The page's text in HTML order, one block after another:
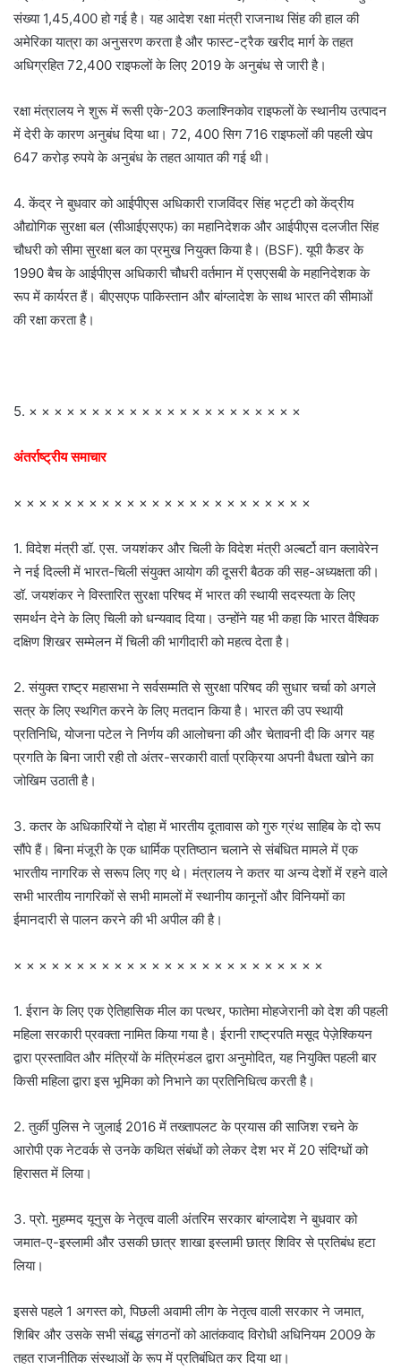
संख्या 1,45,400 हो गई है। यह आदेश रक्षा मंत्री राजनाथ सिंह की हाल की
अमेरिका यात्रा का अनुसरण करता है और फास्ट-ट्रैक खरीद मार्ग के तहत
अधिग्रहित 72,400 राइफलों के लिए 2019 के अनुबंध से जारी है।
रक्षा मंत्रालय ने शुरू में रूसी एके-203 कलाश्निकोव राइफलों के स्थानीय उत्पादन
में देरी के कारण अनुबंध दिया था। 72, 400 सिग 716 राइफलों की पहली खेप
647 करोड़ रुपये के अनुबंध के तहत आयात की गई थी।
4. केंद्र ने बुधवार को आईपीएस अधिकारी राजविंदर सिंह भट्टी को केंद्रीय
औद्योगिक सुरक्षा बल (सीआईएसएफ) का महानिदेशक और आईपीएस दलजीत सिंह
चौधरी को सीमा सुरक्षा बल का प्रमुख नियुक्त किया है। (BSF). यूपी कैडर के
1990 बैच के आईपीएस अधिकारी चौधरी वर्तमान में एसएसबी के महानिदेशक के
रूप में कार्यरत हैं। बीएसएफ पाकिस्तान और बांग्लादेश के साथ भारत की सीमाओं
की रक्षा करता है।
5. × × × × × × × × × × × × × × × × × × × × × ×
अंतर्राष्ट्रीय समाचार
× × × × × × × × × × × × × × × × × × × × × × × ×
1. विदेश मंत्री डॉ. एस. जयशंकर और चिली के विदेश मंत्री अल्बर्टो वान क्लावेरेन
ने नई दिल्ली में भारत-चिली संयुक्त आयोग की दूसरी बैठक की सह-अध्यक्षता की।
डॉ. जयशंकर ने विस्तारित सुरक्षा परिषद में भारत की स्थायी सदस्यता के लिए
समर्थन देने के लिए चिली को धन्यवाद दिया। उन्होंने यह भी कहा कि भारत वैश्विक
दक्षिण शिखर सम्मेलन में चिली की भागीदारी को महत्व देता है।
2. संयुक्त राष्ट्र महासभा ने सर्वसम्मति से सुरक्षा परिषद की सुधार चर्चा को अगले
सत्र के लिए स्थगित करने के लिए मतदान किया है। भारत की उप स्थायी
प्रतिनिधि, योजना पटेल ने निर्णय की आलोचना की और चेतावनी दी कि अगर यह
प्रगति के बिना जारी रही तो अंतर-सरकारी वार्ता प्रक्रिया अपनी वैधता खोने का
जोखिम उठाती है।
3. कतर के अधिकारियों ने दोहा में भारतीय दूतावास को गुरु ग्रंथ साहिब के दो रूप
सौंपे हैं। बिना मंजूरी के एक धार्मिक प्रतिष्ठान चलाने से संबंधित मामले में एक
भारतीय नागरिक से सरूप लिए गए थे। मंत्रालय ने कतर या अन्य देशों में रहने वाले
सभी भारतीय नागरिकों से सभी मामलों में स्थानीय कानूनों और विनियमों का
ईमानदारी से पालन करने की भी अपील की है।
× × × × × × × × × × × × × × × × × × × × × × × × ×
1. ईरान के लिए एक ऐतिहासिक मील का पत्थर, फातेमा मोहजेरानी को देश की पहली
महिला सरकारी प्रवक्ता नामित किया गया है। ईरानी राष्ट्रपति मसूद पेज़ेश्कियन
द्वारा प्रस्तावित और मंत्रियों के मंत्रिमंडल द्वारा अनुमोदित, यह नियुक्ति पहली बार
किसी महिला द्वारा इस भूमिका को निभाने का प्रतिनिधित्व करती है।
2. तुर्की पुलिस ने जुलाई 2016 में तख्तापलट के प्रयास की साजिश रचने के
आरोपी एक नेटवर्क से उनके कथित संबंधों को लेकर देश भर में 20 संदिग्धों को
हिरासत में लिया।
3. प्रो. मुहम्मद यूनुस के नेतृत्व वाली अंतरिम सरकार बांग्लादेश ने बुधवार को
जमात-ए-इस्लामी और उसकी छात्र शाखा इस्लामी छात्र शिविर से प्रतिबंध हटा
लिया।
इससे पहले 1 अगस्त को, पिछली अवामी लीग के नेतृत्व वाली सरकार ने जमात,
शिबिर और उसके सभी संबद्ध संगठनों को आतंकवाद विरोधी अधिनियम 2009 के
तहत राजनीतिक संस्थाओं के रूप में प्रतिबंधित कर दिया था।